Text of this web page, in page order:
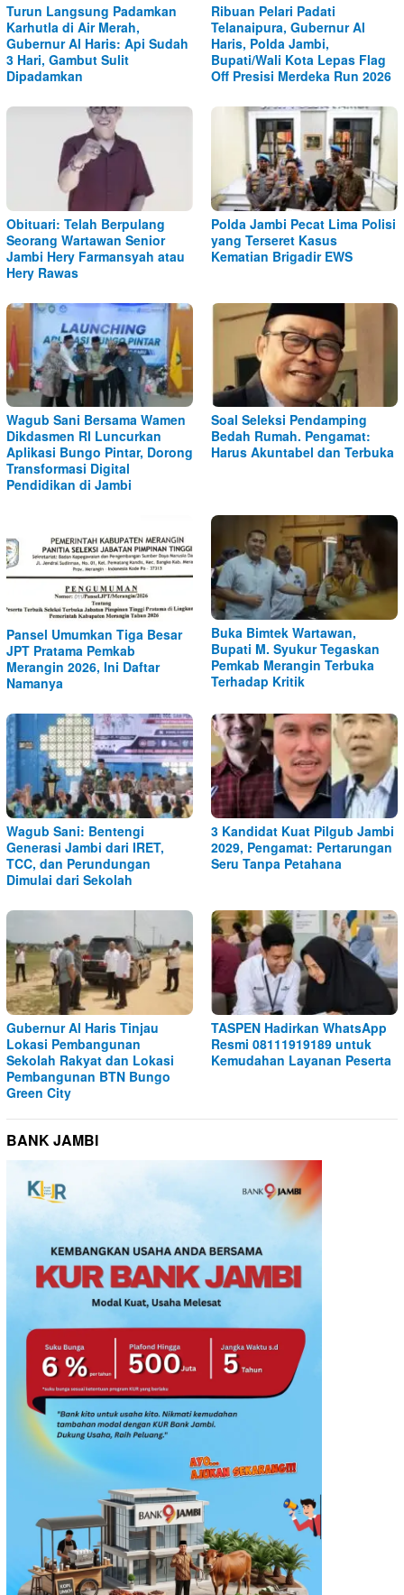
Turun Langsung Padamkan
Karhutla di Air Merah,
Gubernur Al Haris: Api Sudah
3 Hari, Gambut Sulit
Dipadamkan
Ribuan Pelari Padati
Telanaipura, Gubernur Al
Haris, Polda Jambi,
Bupati/Wali Kota Lepas Flag
Off Presisi Merdeka Run 2026
Obituari: Telah Berpulang
Seorang Wartawan Senior
Jambi Hery Farmansyah atau
Hery Rawas
Polda Jambi Pecat Lima Polisi
yang Terseret Kasus
Kematian Brigadir EWS
Wagub Sani Bersama Wamen
Dikdasmen RI Luncurkan
Aplikasi Bungo Pintar, Dorong
Transformasi Digital
Pendidikan di Jambi
Soal Seleksi Pendamping
Bedah Rumah. Pengamat:
Harus Akuntabel dan Terbuka
Pansel Umumkan Tiga Besar
JPT Pratama Pemkab
Merangin 2026, Ini Daftar
Namanya
Buka Bimtek Wartawan,
Bupati M. Syukur Tegaskan
Pemkab Merangin Terbuka
Terhadap Kritik
Wagub Sani: Bentengi
Generasi Jambi dari IRET,
TCC, dan Perundungan
Dimulai dari Sekolah
3 Kandidat Kuat Pilgub Jambi
2029, Pengamat: Pertarungan
Seru Tanpa Petahana
Gubernur Al Haris Tinjau
Lokasi Pembangunan
Sekolah Rakyat dan Lokasi
Pembangunan BTN Bungo
Green City
TASPEN Hadirkan WhatsApp
Resmi 08111919189 untuk
Kemudahan Layanan Peserta
BANK JAMBI